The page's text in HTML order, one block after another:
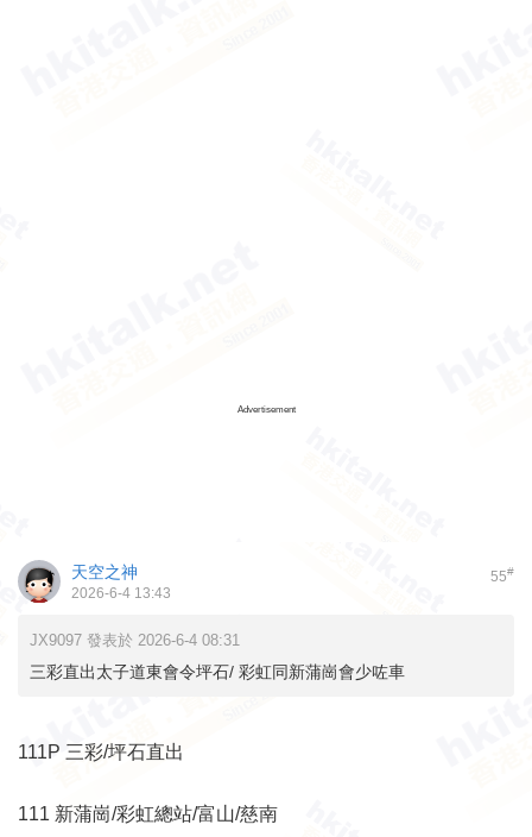
Advertisement
55#
天空之神
2026-6-4 13:43
JX9097 發表於 2026-6-4 08:31
三彩直出太子道東會令坪石/ 彩虹同新蒲崗會少咗車
111P 三彩/坪石直出
111 新蒲崗/彩虹總站/富山/慈南